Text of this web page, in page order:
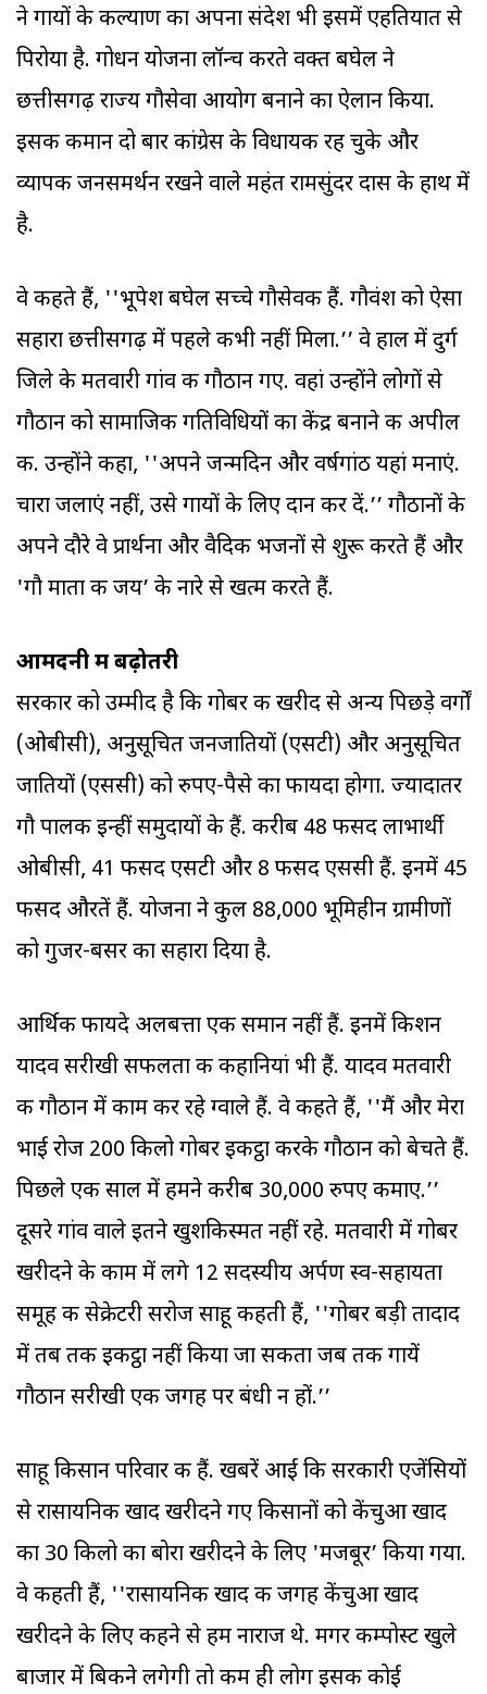
ने गायों के कल्याण का अपना संदेश भी इसमें एहतियात से
पिरोया है. गोधन योजना लॉन्च करते वक्त बघेल ने
छत्तीसगढ़ राज्य गौसेवा आयोग बनाने का ऐलान किया.
इसकी कमान दो बार कांग्रेस के विधायक रह चुके और
व्यापक जनसमर्थन रखने वाले महंत रामसुंदर दास के हाथ में
है.
वे कहते हैं, ''भूपेश बघेल सच्चे गौसेवक हैं. गौवंश को ऐसा
सहारा छत्तीसगढ़ में पहले कभी नहीं मिला.’’ वे हाल में दुर्ग
जिले के मतवारी गांव की गौठान गए. वहां उन्होंने लोगों से
गौठान को सामाजिक गतिविधियों का केंद्र बनाने की अपील
की. उन्होंने कहा, ''अपने जन्मदिन और वर्षगांठ यहां मनाएं.
चारा जलाएं नहीं, उसे गायों के लिए दान कर दें.’’ गौठानों के
अपने दौरे वे प्रार्थना और वैदिक भजनों से शुरू करते हैं और
'गौ माता की जय’ के नारे से खत्म करते हैं.
आमदनी में बढ़ोतरी
सरकार को उम्मीद है कि गोबर की खरीद से अन्य पिछड़े वर्गों
(ओबीसी), अनुसूचित जनजातियों (एसटी) और अनुसूचित
जातियों (एससी) को रुपए-पैसे का फायदा होगा. ज्यादातर
गौ पालक इन्हीं समुदायों के हैं. करीब 48 फीसद लाभार्थी
ओबीसी, 41 फीसद एसटी और 8 फीसद एससी हैं. इनमें 45
फीसद औरतें हैं. योजना ने कुल 88,000 भूमिहीन ग्रामीणों
को गुजर-बसर का सहारा दिया है.
आर्थिक फायदे अलबत्ता एक समान नहीं हैं. इनमें किशन
यादव सरीखी सफलता की कहानियां भी हैं. यादव मतवारी
की गौठान में काम कर रहे ग्वाले हैं. वे कहते हैं, ''मैं और मेरा
भाई रोज 200 किलो गोबर इकट्ठा करके गौठान को बेचते हैं.
पिछले एक साल में हमने करीब 30,000 रुपए कमाए.’’
दूसरे गांव वाले इतने खुशकिस्मत नहीं रहे. मतवारी में गोबर
खरीदने के काम में लगे 12 सदस्यीय अर्पण स्व-सहायता
समूह की सेक्रेटरी सरोज साहू कहती हैं, ''गोबर बड़ी तादाद
में तब तक इकट्ठा नहीं किया जा सकता जब तक गायें
गौठान सरीखी एक जगह पर बंधी न हों.’’
साहू किसान परिवार की हैं. खबरें आईं कि सरकारी एजेंसियों
से रासायनिक खाद खरीदने गए किसानों को केंचुआ खाद
का 30 किलो का बोरा खरीदने के लिए 'मजबूर’ किया गया.
वे कहती हैं, ''रासायनिक खाद की जगह केंचुआ खाद
खरीदने के लिए कहने से हम नाराज थे. मगर कम्पोस्ट खुले
बाजार में बिकने लगेगी तो कम ही लोग इसकी कोई